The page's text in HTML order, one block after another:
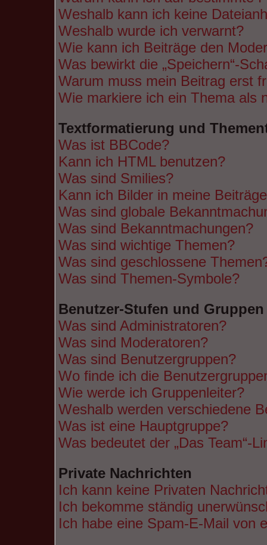
Weshalb kann ich keine
Weshalb wurde ich verwarnt?
Wie kann ich Beiträge den
Was bewirkt die „Speichern“-
Warum muss mein Beitrag erst
Wie markiere ich ein Thema als
Textformatierung und
Was ist BBCode?
Kann ich HTML benutzen?
Was sind Smilies?
Kann ich Bilder in meine
Was sind globale
Was sind Bekanntmachungen?
Was sind wichtige Themen?
Was sind geschlossene
Was sind Themen-Symbole?
Benutzer-Stufen und Gruppen
Was sind Administratoren?
Was sind Moderatoren?
Was sind Benutzergruppen?
Wo finde ich die
Wie werde ich Gruppenleiter?
Weshalb werden verschiedene
Was ist eine Hauptgruppe?
Was bedeutet der „Das Team“-
Private Nachrichten
Ich kann keine Privaten
Ich bekomme ständig
Ich habe eine Spam-E-Mail von